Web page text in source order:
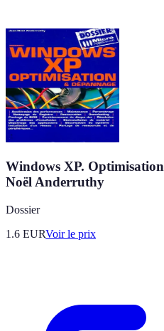
Windows XP.
Noël Anderruthy
Dossier
1.6 EURVoir le prix